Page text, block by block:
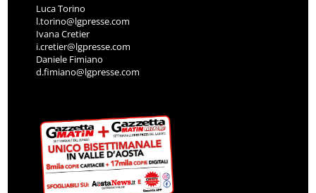
Luca Torino
l.torino@lgpresse.com
Ivana Cretier
i.cretier@lgpresse.com
Daniele Fimiano
d.fimiano@lgpresse.com